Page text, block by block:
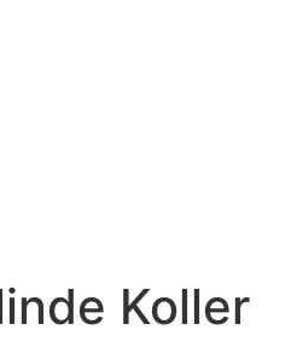
Koller